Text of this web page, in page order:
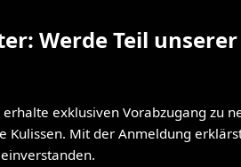
Werde Teil unserer
exklusiven Vorabzugang zu
Kulissen. Mit der Anmeldung
einverstanden.